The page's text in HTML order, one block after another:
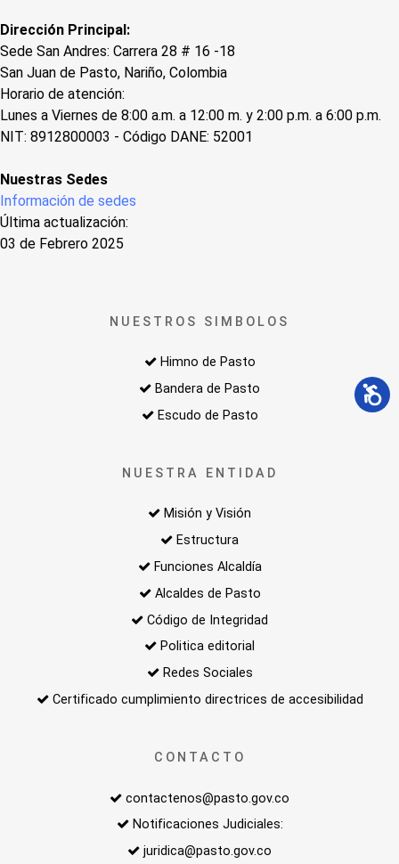
Dirección Principal:
Sede San Andres: Carrera 28 # 16 -18
San Juan de Pasto, Nariño, Colombia
Horario de atención:
Lunes a Viernes de 8:00 a.m. a 12:00 m. y 2:00 p.m. a 6:00 p.m.
NIT: 8912800003 - Código DANE: 52001
Nuestras Sedes
Información de sedes
Última actualización:
03 de Febrero 2025
NUESTROS SIMBOLOS
Himno de Pasto
Bandera de Pasto
Escudo de Pasto
NUESTRA ENTIDAD
Misión y Visión
Estructura
Funciones Alcaldía
Alcaldes de Pasto
Código de Integridad
Politica editorial
Redes Sociales
Certificado cumplimiento directrices de accesibilidad
CONTACTO
contactenos@pasto.gov.co
Notificaciones Judiciales:
juridica@pasto.gov.co